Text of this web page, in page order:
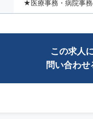
★医療事務・病院事務
この求人
問い合わせ